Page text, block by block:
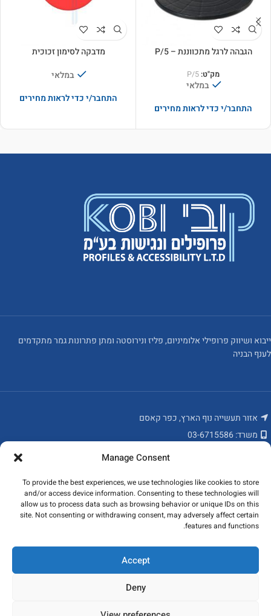
Manage Consent
To provide the best experiences, we use technologies like cookies to store
and/or access device information. Consenting to these technologies will
allow us to process data such as browsing behavior or unique IDs on this
site. Not consenting or withdrawing consent, may adversely affect certain
features and functions.
Accept
Deny
הגבהה לרגל מתכווננת – P/5
מק"ט: P/5
במלאי
התחבר/י כדי לראות מחירים
מדבקה לסימון זכוכית
במלאי
התחבר/י כדי לראות מחירים
ייבוא ושיווק פרופילי אלומיניום, פליז ונירוסטה ומתן פתרונות גמר מתקדמים
לענף הבניה
אזור תעשייה נוף הארץ, כפר קאסם
משרד: 03-6715586
מאמרים אחרונים
המוצרים שלנו
ניווט מהיר
כל הזכויות שמורות לקובי פרופילים ונגישות בע"מ 2023